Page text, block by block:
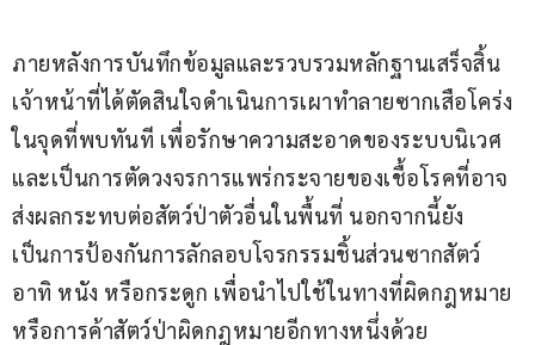
ภายหลังการบันทึกข้อมูลและรวบรวมหลักฐานเสร็จสิ้น
เจ้าหน้าที่ได้ตัดสินใจดำเนินการเผาทำลายซากเสือโคร่ง
ในจุดที่พบทันที เพื่อรักษาความสะอาดของระบบนิเวศ
และเป็นการตัดวงจรการแพร่กระจายของเชื้อโรคที่อาจ
ส่งผลกระทบต่อสัตว์ป่าตัวอื่นในพื้นที่ นอกจากนี้ยัง
เป็นการป้องกันการลักลอบโจรกรรมชิ้นส่วนซากสัตว์
อาทิ หนัง หรือกระดูก เพื่อนำไปใช้ในทางที่ผิดกฎหมาย
หรือการค้าสัตว์ป่าผิดกฎหมายอีกทางหนึ่งด้วย